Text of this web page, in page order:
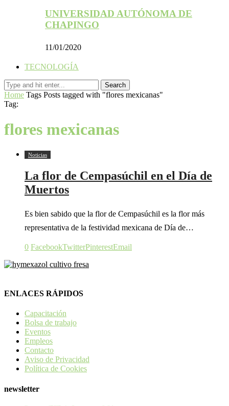
UNIVERSIDAD AUTÓNOMA DE
CHAPINGO
11/01/2020
TECNOLOGÍA
Home Tags Posts tagged with "flores mexicanas"
Tag:
flores mexicanas
Noticias
La flor de Cempasúchil en el Día de
Muertos
Es bien sabido que la flor de Cempasúchil es la flor más
representativa de la festividad mexicana de Día de…
0 FacebookTwitterPinterestEmail
ENLACES RÁPIDOS
Capacitación
Bolsa de trabajo
Eventos
Empleos
Contacto
Aviso de Privacidad
Política de Cookies
newsletter